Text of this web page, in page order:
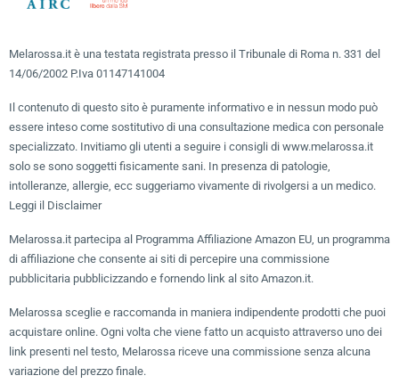
Melarossa.it è una testata registrata presso il Tribunale di Roma n. 331 del
14/06/2002 P.Iva 01147141004
Il contenuto di questo sito è puramente informativo e in nessun modo può
essere inteso come sostitutivo di una consultazione medica con personale
specializzato. Invitiamo gli utenti a seguire i consigli di www.melarossa.it
solo se sono soggetti fisicamente sani. In presenza di patologie,
intolleranze, allergie, ecc suggeriamo vivamente di rivolgersi a un medico.
Leggi il Disclaimer
Melarossa.it partecipa al Programma Affiliazione Amazon EU, un programma
di affiliazione che consente ai siti di percepire una commissione
pubblicitaria pubblicizzando e fornendo link al sito Amazon.it.
Melarossa sceglie e raccomanda in maniera indipendente prodotti che puoi
acquistare online. Ogni volta che viene fatto un acquisto attraverso uno dei
link presenti nel testo, Melarossa riceve una commissione senza alcuna
variazione del prezzo finale.